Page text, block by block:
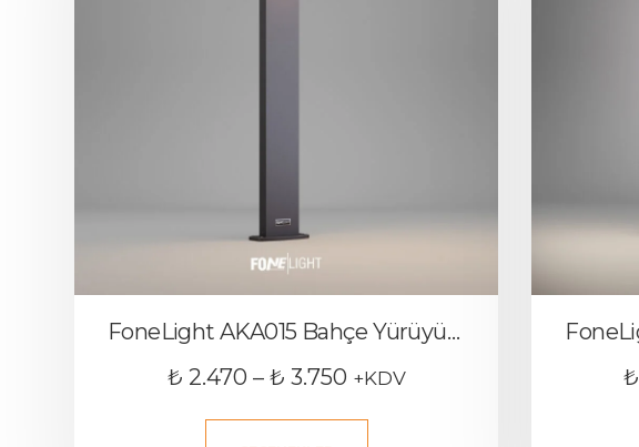
FoneLight AKA015 Bahçe Yürüyüş Yolu Aydınlatma Armatürü
₺ 2.470 – ₺ 3.750 +KDV
₺